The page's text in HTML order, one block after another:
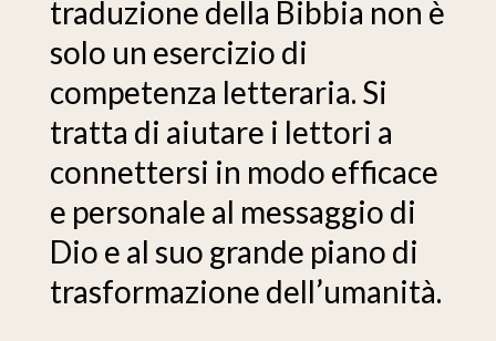
traduzione della Bibbia non è
solo un esercizio di
competenza letteraria. Si
tratta di aiutare i lettori a
connettersi in modo efficace
e personale al messaggio di
Dio e al suo grande piano di
trasformazione dell’umanità.